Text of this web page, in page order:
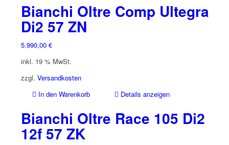
Bianchi Oltre Comp Ultegra
Di2 57 ZN
5.990,00 €
inkl. 19 % MwSt.
zzgl. Versandkosten
In den Warenkorb
Details anzeigen
Bianchi Oltre Race 105 Di2
12f 57 ZK